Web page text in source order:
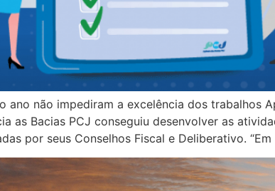
ano não impediram a excelência dos trabalhos
as Bacias PCJ conseguiu desenvolver as
por seus Conselhos Fiscal e Deliberativo.